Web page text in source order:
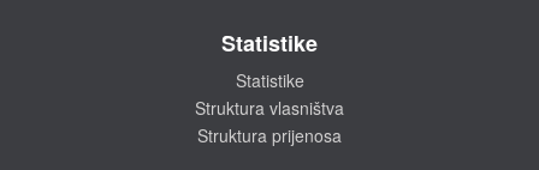
Statistike
Statistike
Struktura vlasništva
Struktura prijenosa